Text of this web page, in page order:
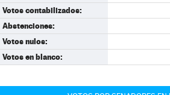
Votos contabilizados:
Abstenciones:
Votos nulos:
Votos en blanco: